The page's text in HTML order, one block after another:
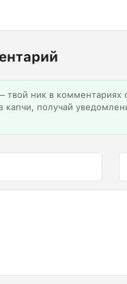
твой ник в комментариях
получай